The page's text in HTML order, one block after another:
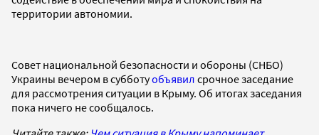
территории автономии.
Совет национальной безопасности и обороны (СНБО)
Украины вечером в субботуобъявил срочное заседание
для рассмотрения ситуации в Крыму. Об итогах заседания
пока ничего не сообщалось.